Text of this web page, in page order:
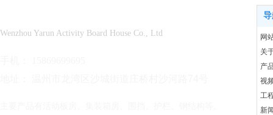
网
关
产
视
工
新
Wenzhou Yarun Activity Board House Co., Ltd